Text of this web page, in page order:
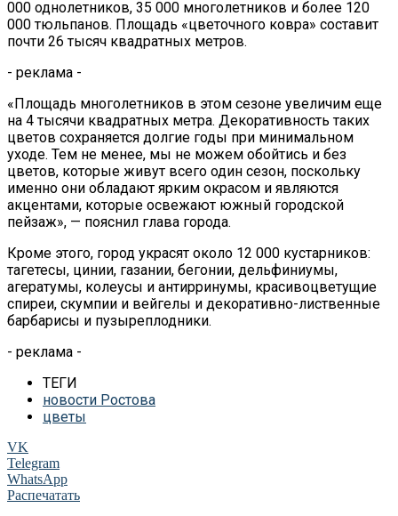
000 однолетников, 35 000 многолетников и более 120
000 тюльпанов. Площадь «цветочного ковра» составит
почти 26 тысяч квадратных метров.
- реклама -
«Площадь многолетников в этом сезоне увеличим еще
на 4 тысячи квадратных метра. Декоративность таких
цветов сохраняется долгие годы при минимальном
уходе. Тем не менее, мы не можем обойтись и без
цветов, которые живут всего один сезон, поскольку
именно они обладают ярким окрасом и являются
акцентами, которые освежают южный городской
пейзаж», — пояснил глава города.
Кроме этого, город украсят около 12 000 кустарников:
тагетесы, цинии, газании, бегонии, дельфиниумы,
агератумы, колеусы и антирринумы, красивоцветущие
спиреи, скумпии и вейгелы и декоративно-лиственные
барбарисы и пузыреплодники.
- реклама -
ТЕГИ
новости Ростова
цветы
VK
Telegram
WhatsApp
Распечатать